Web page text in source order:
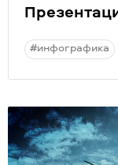
#инфографика